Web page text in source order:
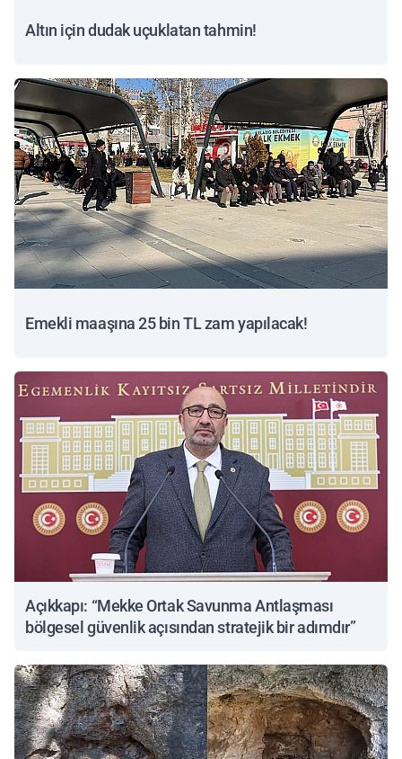
Altın için dudak uçuklatan tahmin!
Emekli maaşına 25 bin TL zam yapılacak!
Açıkkapı: “Mekke Ortak Savunma Antlaşması
bölgesel güvenlik açısından stratejik bir adımdır”